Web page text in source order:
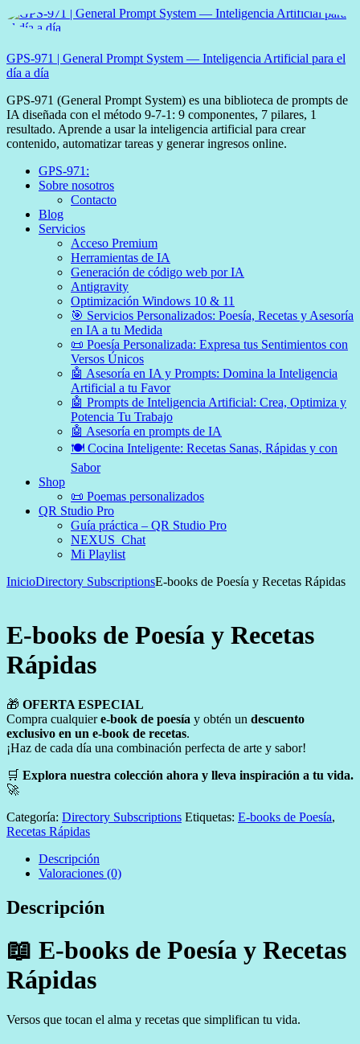
Saltar
al
GPS-971 | General Prompt System — Inteligencia Artificial para el
día a día
GPS-971 (General Prompt System) es una biblioteca de prompts de
IA diseñada con el método 9-7-1: 9 componentes, 7 pilares, 1
resultado. Aprende a usar la inteligencia artificial para crear
contenido, automatizar tareas y generar ingresos online.
GPS-971:
Sobre nosotros
Contacto
Blog
Servicios
Acceso Premium
Herramientas de IA
Generación de código web por IA
Antigravity
Optimización Windows 10 & 11
🎯 Servicios Personalizados: Poesía, Recetas y Asesoría
en IA a tu Medida
📜 Poesía Personalizada: Expresa tus Sentimientos con
Versos Únicos
🤖 Asesoría en IA y Prompts: Domina la Inteligencia
Artificial a tu Favor
🤖 Prompts de Inteligencia Artificial: Crea, Optimiza y
Potencia Tu Trabajo
🤖 Asesoría en prompts de IA
🍽️ Cocina Inteligente: Recetas Sanas, Rápidas y con
Sabor
Shop
📜 Poemas personalizados
QR Studio Pro
Guía práctica – QR Studio Pro
NEXUS_Chat
Mi Playlist
InicioDirectory SubscriptionsE-books de Poesía y Recetas Rápidas
E-books de Poesía y Recetas
Rápidas
🎁 OFERTA ESPECIAL
Compra cualquiere-book de poesía y obtén un descuento
exclusivo en un e-book de recetas.
¡Haz de cada día una combinación perfecta de arte y sabor!
🛒 Explora nuestra colección ahora y lleva inspiración a tu vida.
🚀
Categoría: Directory Subscriptions Etiquetas: E-books de Poesía,
Recetas Rápidas
Descripción
Valoraciones (0)
Descripción
📖 E-books de Poesía y Recetas
Rápidas
Versos que tocan el alma y recetas que simplifican tu vida.